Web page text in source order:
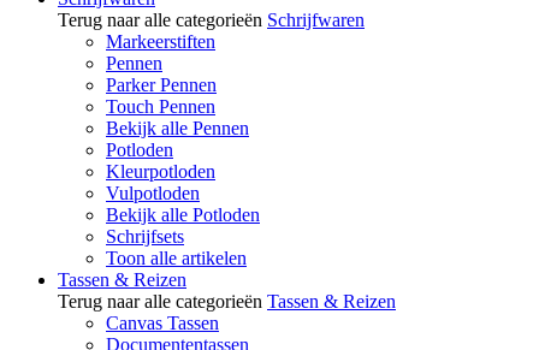
Terug naar alle categorieën Schrijfwaren
Markeerstiften
Pennen
Parker Pennen
Touch Pennen
Bekijk alle Pennen
Potloden
Kleurpotloden
Vulpotloden
Bekijk alle Potloden
Schrijfsets
Toon alle artikelen
Tassen & Reizen
Terug naar alle categorieën Tassen & Reizen
Canvas Tassen
Documententassen